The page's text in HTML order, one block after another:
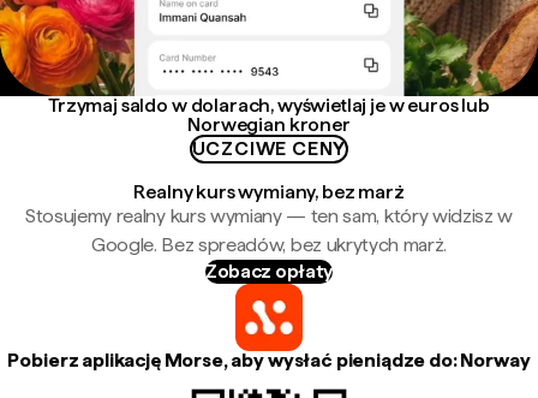
Trzymaj saldo w dolarach, wyświetlaj je w euros lub
Norwegian kroner
UCZCIWE CENY
Realny kurs wymiany, bez marż
Stosujemy realny kurs wymiany — ten sam, który widzisz w
Google. Bez spreadów, bez ukrytych marż.
Zobacz opłaty
Pobierz aplikację Morse, aby wysłać pieniądze do: Norway